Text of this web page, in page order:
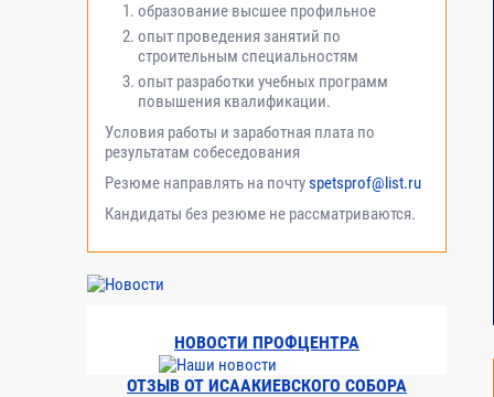
3. Технологии проектирования
3.1 Системы автоматизированного
4. Организационные мероприятия, обеспечивающие
4.1 Экономика проектирования. Основы
4.2 Основы управления предприятием
Управление качеством
образование высшее профильное
опыт проведения занятий по
строительным специальностям
опыт разработки учебных программ
повышения квалификации.
Условия работы и заработная плата по
результатам собеседования
Резюме направлять на почтуspetsprof@list.ru
Кандидаты без резюме не рассматриваются.
НОВОСТИ ПРОФЦЕНТРА
ОТЗЫВ ОТ ИСААКИЕВСКОГО СОБОРА